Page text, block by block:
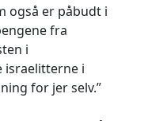
også er påbudt i
fra
i
israelitterne i
for jer selv.”